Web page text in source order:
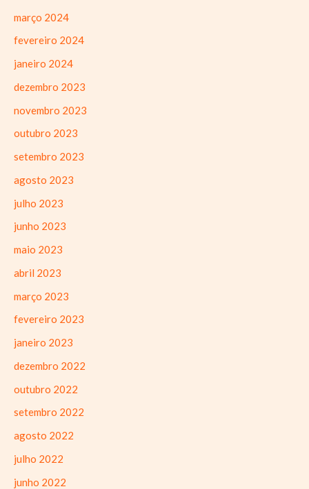
março 2024
fevereiro 2024
janeiro 2024
dezembro 2023
novembro 2023
outubro 2023
setembro 2023
agosto 2023
julho 2023
junho 2023
maio 2023
abril 2023
março 2023
fevereiro 2023
janeiro 2023
dezembro 2022
outubro 2022
setembro 2022
agosto 2022
julho 2022
junho 2022